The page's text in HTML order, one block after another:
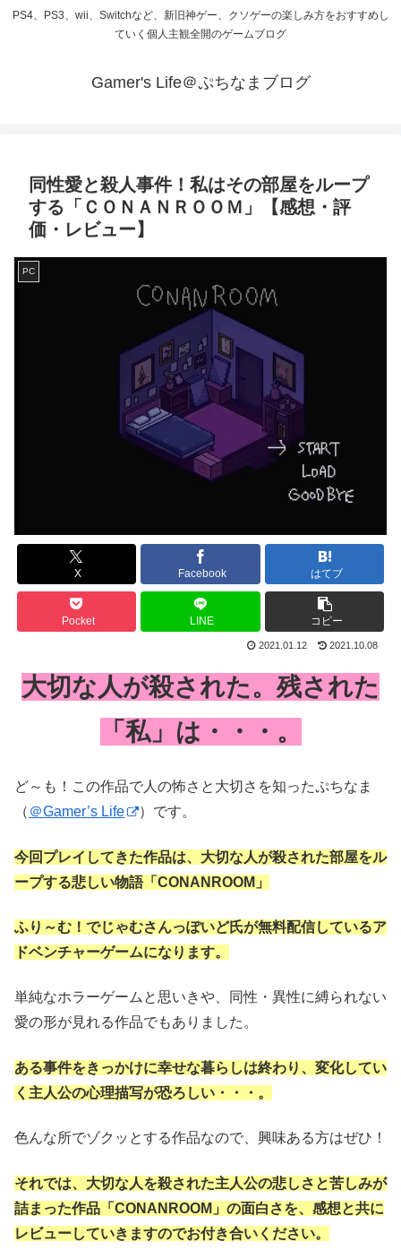
PS4、PS3、wii、Switchなど、新旧神ゲー、クソゲーの楽しみ方をおすすめし
ていく個人主観全開のゲームブログ
Gamer's Life＠ぷちなまブログ
同性愛と殺人事件！私はその部屋をループ
する「ＣＯＮＡＮＲＯＯＭ」【感想・評
価・レビュー】
PC
X Facebook はてブ
Pocket LINE コピー
2021.01.12 2021.10.08
大切な人が殺された。残された
「私」は・・・。
ど～も！この作品で人の怖さと大切さを知ったぷちなま
（ ＠Gamer’s Life ）です。
今回プレイしてきた作品は、大切な人が殺された部屋をル
ープする悲しい物語「CONANROOM」
ふり～む！でじゃむさんっぽいど氏が無料配信しているア
ドベンチャーゲームになります。
単純なホラーゲームと思いきや、同性・異性に縛られない
愛の形が見れる作品でもありました。
ある事件をきっかけに幸せな暮らしは終わり、変化してい
く主人公の心理描写が恐ろしい・・・。
色んな所でゾクッとする作品なので、興味ある方はぜひ！
それでは、大切な人を殺された主人公の悲しさと苦しみが
詰まった作品「CONANROOM」の面白さを、感想と共に
レビューしていきますのでお付き合いください。